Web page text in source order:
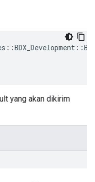
yang akan dikirim